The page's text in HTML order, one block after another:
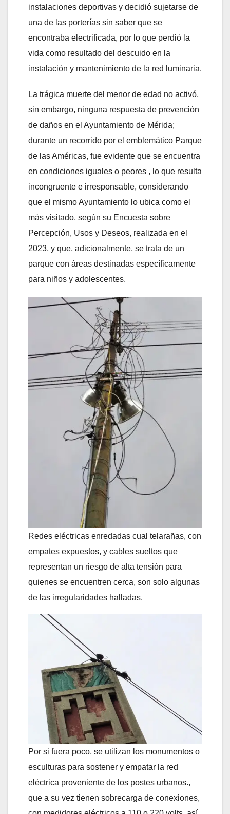
instalaciones deportivas y decidió sujetarse de
una de las porterías sin saber que se
encontraba electrificada, por lo que perdió la
vida como resultado del descuido en la
instalación y mantenimiento de la red luminaria.
La trágica muerte del menor de edad no activó,
sin embargo, ninguna respuesta de prevención
de daños en el Ayuntamiento de Mérida;
durante un recorrido por el emblemático Parque
de las Américas, fue evidente que se encuentra
en condiciones iguales o peores , lo que resulta
incongruente e irresponsable, considerando
que el mismo Ayuntamiento lo ubica como el
más visitado, según su Encuesta sobre
Percepción, Usos y Deseos, realizada en el
2023, y que, adicionalmente, se trata de un
parque con áreas destinadas específicamente
para niños y adolescentes.
Redes eléctricas enredadas cual telarañas, con
empates expuestos, y cables sueltos que
representan un riesgo de alta tensión para
quienes se encuentren cerca, son solo algunas
de las irregularidades halladas.
Por si fuera poco, se utilizan los monumentos o
esculturas para sostener y empatar la red
eléctrica proveniente de los postes urbanos.,
que a su vez tienen sobrecarga de conexiones,